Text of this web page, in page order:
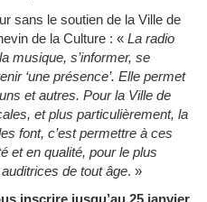
sans le soutien de la Ville de
de la Culture : « La radio
musique, s’informer, se
‘une présence’. Elle permet
et autres. Pour la Ville de
et plus particulièrement, la
font, c’est permettre à ces
et en qualité, pour le plus
de tout âge. »
inscrire jusqu’au 25 janvier